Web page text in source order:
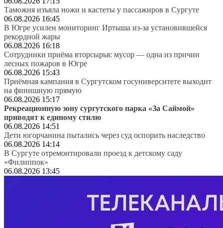
Таможня изъяла ножи и кастеты у пассажиров в Сургуте
06.08.2026 16:45
В Югре усилен мониторинг Иртыша из-за установившейся
рекордной жары
06.08.2026 16:18
Сотрудники приёма вторсырья: мусор — одна из причин
лесных пожаров в Югре
06.08.2026 15:43
Приёмная кампания в Сургутском госуниверситете выходит
на финишную прямую
06.08.2026 15:17
Рекреационную зону сургутского парка «За Саймой»
приводят к единому стилю
06.08.2026 14:51
Дети югорчанина пытались через суд оспорить наследство
06.08.2026 14:14
В Сургуте отремонтировали проезд к детскому саду
«Филиппок»
06.08.2026 13:45